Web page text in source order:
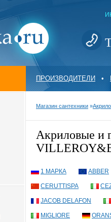
ПРОИЗВОДИТЕЛИ •
Магазин сантехники »
Акриловые
1 МАРКА ABBER
CERUTTISPA
JACOB DELAFON
MIGLIORE